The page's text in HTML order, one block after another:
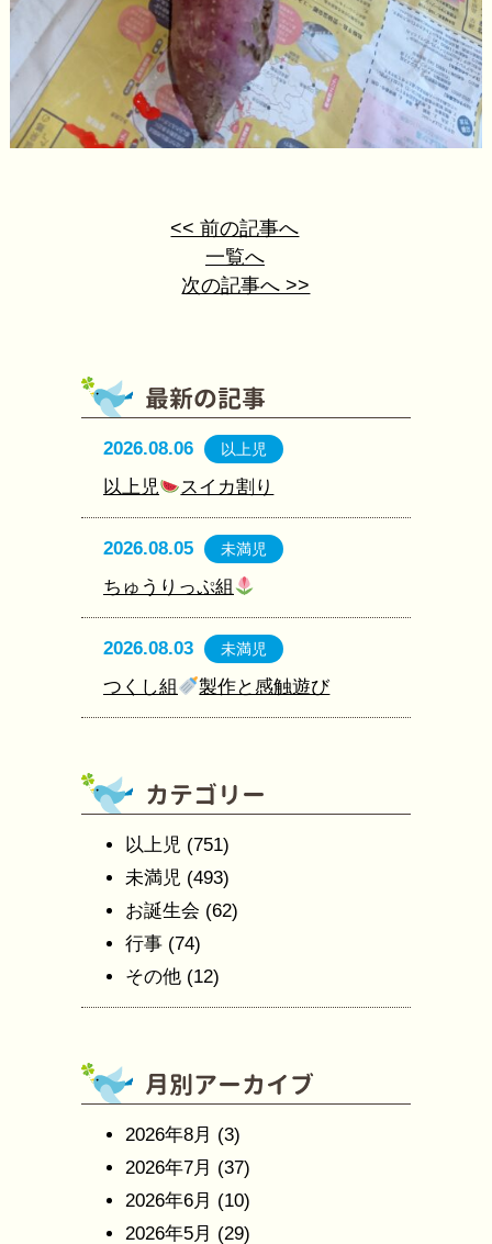
<< 前の記事へ
一覧へ
次の記事へ >>
2026.08.06 以上児
以上児 スイカ割り
2026.08.05 未満児
ちゅうりっぷ組
2026.08.03 未満児
つくし組 製作と感触遊び
以上児 (751)
未満児 (493)
お誕生会 (62)
行事 (74)
その他 (12)
2026年8月 (3)
2026年7月 (37)
2026年6月 (10)
2026年5月 (29)